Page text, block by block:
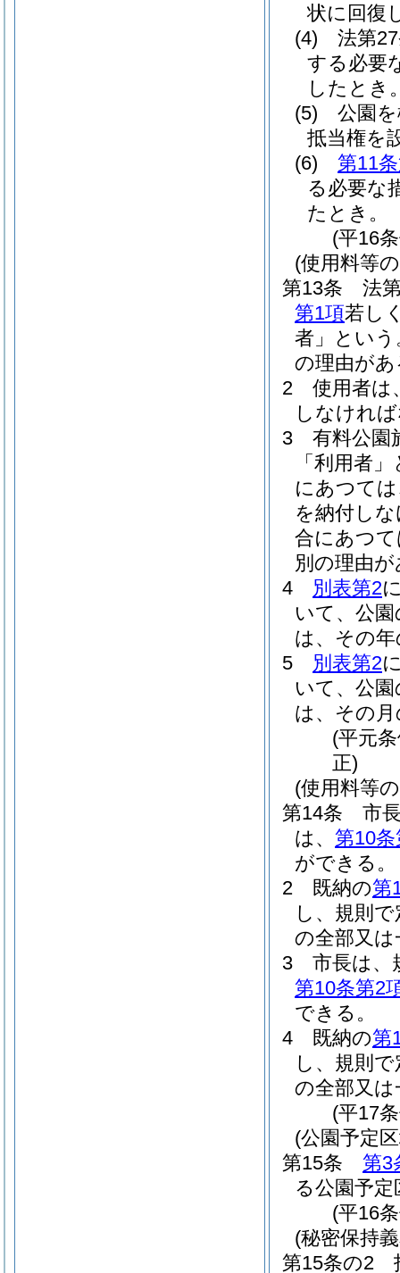
状に回復
(4)
法第
する必要
したとき
(5)
公園
抵当権を
(6)
第11
る必要な
たとき。
(平16
(使用料等
第13条
法
第1項若し
者」という
の理由が
2
使用者は
しなけれ
3
有料公園
「利用者
にあつて
を納付し
合にあつ
別の理由
4
別表第2
いて、公
は、その
5
別表第2
いて、公
は、その
(平元
正)
(使用料等
第14条
市
は、 第10
ができる。
2
既納の第
し、規則
の全部又
3
市長は、
第10条第2
できる。
4
既納の第
し、規則
の全部又
(平17
(公園予定
第15条
第3
る公園予
(平16
(秘密保持
第15条の2